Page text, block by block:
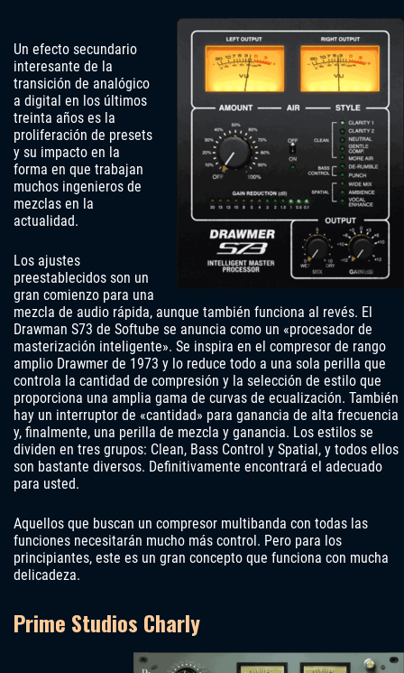
Un efecto secundario
interesante de la
transición de analógico
a digital en los últimos
treinta años es la
proliferación de presets
y su impacto en la
forma en que trabajan
muchos ingenieros de
mezclas en la
actualidad.
Los ajustes
preestablecidos son un
gran comienzo para una
mezcla de audio rápida, aunque también funciona al revés. El
Drawman S73 de Softube se anuncia como un «procesador de
masterización inteligente». Se inspira en el compresor de rango
amplio Drawmer de 1973 y lo reduce todo a una sola perilla que
controla la cantidad de compresión y la selección de estilo que
proporciona una amplia gama de curvas de ecualización. También
hay un interruptor de «cantidad» para ganancia de alta frecuencia
y, finalmente, una perilla de mezcla y ganancia. Los estilos se
dividen en tres grupos: Clean, Bass Control y Spatial, y todos ellos
son bastante diversos. Definitivamente encontrará el adecuado
para usted.
Aquellos que buscan un compresor multibanda con todas las
funciones necesitarán mucho más control. Pero para los
principiantes, este es un gran concepto que funciona con mucha
delicadeza.
Prime Studios Charly